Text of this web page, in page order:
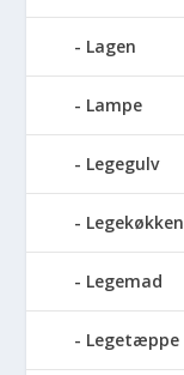
Lagen
Lampe
Legegulv
Legekøkken
Legemad
Legetæppe